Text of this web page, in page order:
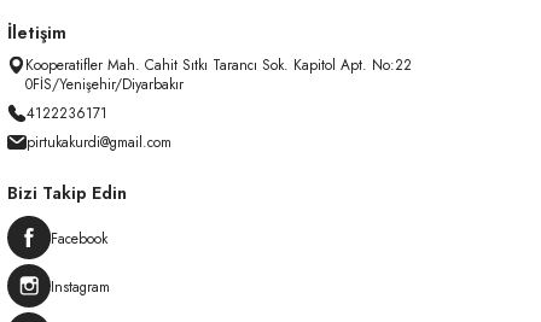
İletişim
Kooperatifler Mah. Cahit Sıtkı Tarancı Sok. Kapitol Apt. No:22
0FİS/Yenişehir/Diyarbakır
4122236171
pirtukakurdi@gmail.com
Bizi Takip Edin
Facebook
Instagram